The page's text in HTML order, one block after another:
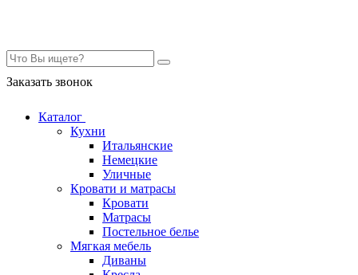
Заказать звонок
Каталог
Кухни
Итальянские
Немецкие
Уличные
Кровати и матрасы
Кровати
Матрасы
Постельное белье
Мягкая мебель
Диваны